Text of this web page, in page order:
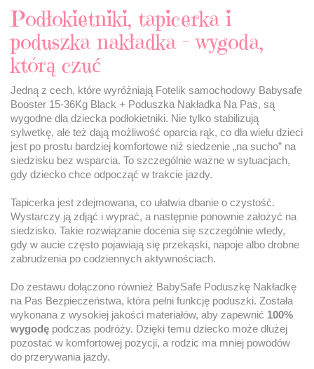
Podłokietniki, tapicerka i
poduszka nakładka – wygoda,
którą czuć
Jedną z cech, które wyróżniają Fotelik samochodowy Babysafe
Booster 15-36Kg Black + Poduszka Nakładka Na Pas, są
wygodne dla dziecka podłokietniki. Nie tylko stabilizują
sylwetkę, ale też dają możliwość oparcia rąk, co dla wielu dzieci
jest po prostu bardziej komfortowe niż siedzenie „na sucho” na
siedzisku bez wsparcia. To szczególnie ważne w sytuacjach,
gdy dziecko chce odpocząć w trakcie jazdy.
Tapicerka jest zdejmowana, co ułatwia dbanie o czystość.
Wystarczy ją zdjąć i wyprać, a następnie ponownie założyć na
siedzisko. Takie rozwiązanie docenia się szczególnie wtedy,
gdy w aucie często pojawiają się przekąski, napoje albo drobne
zabrudzenia po codziennych aktywnościach.
Do zestawu dołączono również BabySafe Poduszkę Nakładkę
na Pas Bezpieczeństwa, która pełni funkcję poduszki. Została
wykonana z wysokiej jakości materiałów, aby zapewnić 100%
wygodę podczas podróży. Dzięki temu dziecko może dłużej
pozostać w komfortowej pozycji, a rodzic ma mniej powodów
do przerywania jazdy.